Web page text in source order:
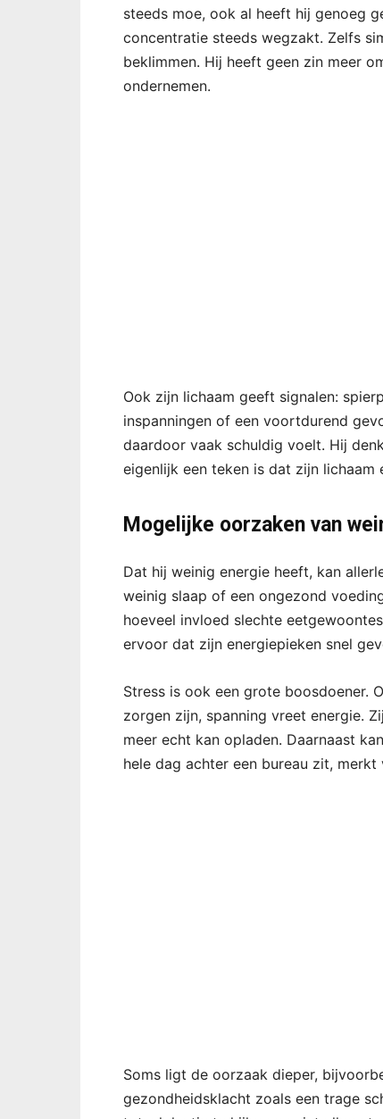
steeds moe, ook al heeft hij genoeg
concentratie steeds wegzakt. Zelfs
beklimmen. Hij heeft geen zin meer
ondernemen.
Ook zijn lichaam geeft signalen:
inspanningen of een voortdurend
daardoor vaak schuldig voelt. Hij
eigenlijk een teken is dat zijn
Mogelijke oorzaken van
Dat hij weinig energie heeft, kan
weinig slaap of een ongezond
hoeveel invloed slechte
ervoor dat zijn energiepieken snel
Stress is ook een grote boosdoener.
zorgen zijn, spanning vreet energie.
meer echt kan opladen. Daarnaast
hele dag achter een bureau zit,
Soms ligt de oorzaak dieper,
gezondheidsklacht zoals een trage